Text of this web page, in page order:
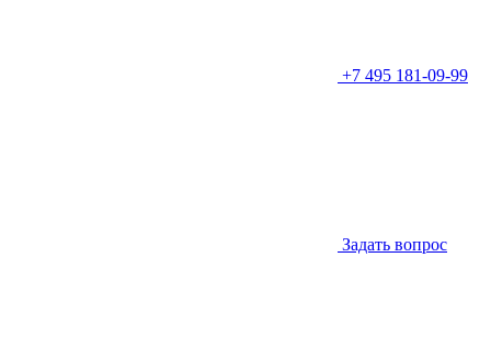
+7 495 181-09-99
Задать вопрос